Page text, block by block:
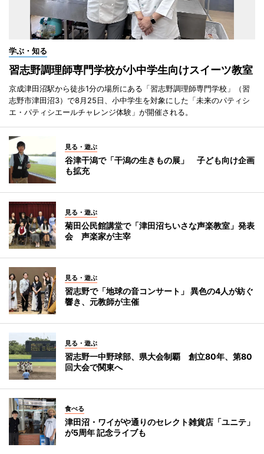
学ぶ・知る
習志野調理師専門学校が小中学生向けスイーツ教室
京成津田沼駅から徒歩1分の場所にある「習志野調理師専門学校」（習
志野市津田沼3）で8月25日、小中学生を対象にした「未来のパティシ
エ・パティシエールチャレンジ体験」が開催される。
見る・遊ぶ
谷津干潟で「干潟の生きもの展」 子ども向け企画
も拡充
見る・遊ぶ
菊田公民館講堂で「津田沼ちいさな声楽教室」発表
会 声楽家が主宰
見る・遊ぶ
習志野で「地球の音コンサート」 異色の4人が紡ぐ
響き、元教師が主催
見る・遊ぶ
習志野一中野球部、県大会制覇 創立80年、第80
回大会で関東へ
食べる
津田沼・ワイがや通りのセレクト雑貨店「ユニテ」
が5周年 記念ライブも